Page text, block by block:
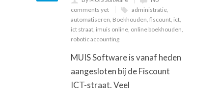
comments yet
administratie,
automatiseren, Boekhouden, fiscount, ict,
ict straat, imuis online, online boekhouden,
robotic accounting
MUIS Software is vanaf heden
aangesloten bij de Fiscount
ICT-straat. Veel